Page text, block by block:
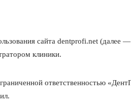
сайта dentprofi.net
клиники.
ответственностью